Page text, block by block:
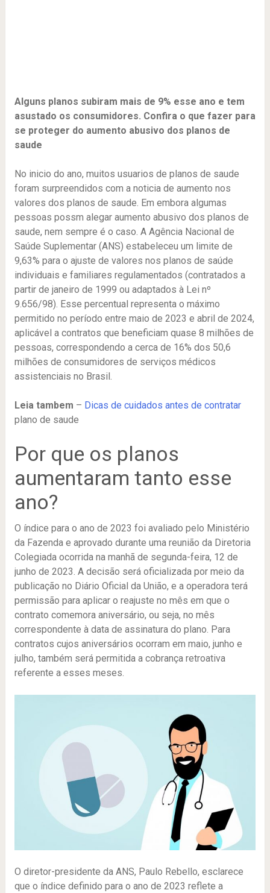
Alguns planos subiram mais de 9% esse ano e tem
asustado os consumidores. Confira o que fazer para
se proteger do aumento abusivo dos planos de
saude
No inicio do ano, muitos usuarios de planos de saude
foram surpreendidos com a noticia de aumento nos
valores dos planos de saude. Em embora algumas
pessoas possm alegar aumento abusivo dos planos de
saude, nem sempre é o caso. A Agência Nacional de
Saúde Suplementar (ANS) estabeleceu um limite de
9,63% para o ajuste de valores nos planos de saúde
individuais e familiares regulamentados (contratados a
partir de janeiro de 1999 ou adaptados à Lei nº
9.656/98). Esse percentual representa o máximo
permitido no período entre maio de 2023 e abril de 2024,
aplicável a contratos que beneficiam quase 8 milhões de
pessoas, correspondendo a cerca de 16% dos 50,6
milhões de consumidores de serviços médicos
assistenciais no Brasil.
Leia tambem – Dicas de cuidados antes de contratar
plano de saude
Por que os planos
aumentaram tanto esse
ano?
O índice para o ano de 2023 foi avaliado pelo Ministério
da Fazenda e aprovado durante uma reunião da Diretoria
Colegiada ocorrida na manhã de segunda-feira, 12 de
junho de 2023. A decisão será oficializada por meio da
publicação no Diário Oficial da União, e a operadora terá
permissão para aplicar o reajuste no mês em que o
contrato comemora aniversário, ou seja, no mês
correspondente à data de assinatura do plano. Para
contratos cujos aniversários ocorram em maio, junho e
julho, também será permitida a cobrança retroativa
referente a esses meses.
O diretor-presidente da ANS, Paulo Rebello, esclarece
que o índice definido para o ano de 2023 reflete a